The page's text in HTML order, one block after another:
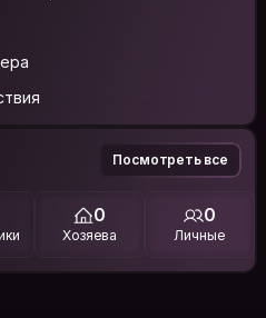
Посмотреть все
0
Хозяева
0
Личные